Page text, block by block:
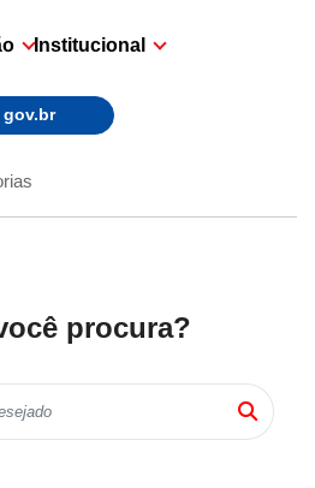
Institucional
gov.br
procura?